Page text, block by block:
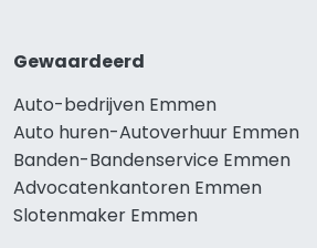
Gewaardeerd
Auto-bedrijven Emmen
Auto huren-Autoverhuur Emmen
Banden-Bandenservice Emmen
Advocatenkantoren Emmen
Slotenmaker Emmen